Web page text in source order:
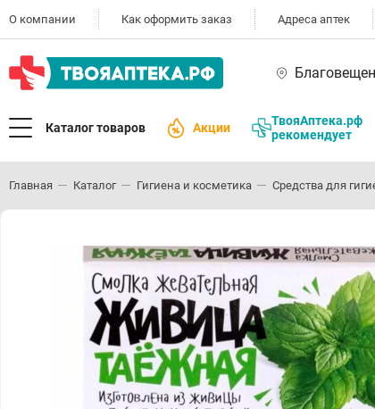
О компании Как оформить заказ Адреса аптек
Каталог товаров Акции
ТвояАптека.рф
рекомендует
Главная Каталог Гигиена и косметика Средства для